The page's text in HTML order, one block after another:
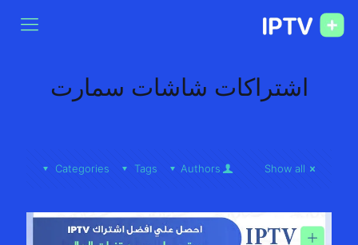
اشتراكات شاشات سمارت
Categories Tags Authors Show all